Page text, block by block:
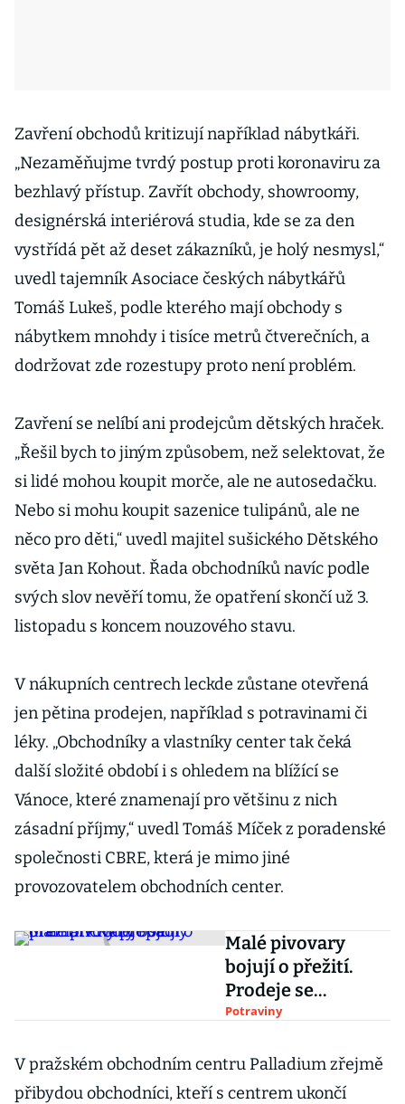
Zavření obchodů kritizují například nábytkáři.
„Nezaměňujme tvrdý postup proti koronaviru za
bezhlavý přístup. Zavřít obchody, showroomy,
designérská interiérová studia, kde se za den
vystřídá pět až deset zákazníků, je holý nesmysl,“
uvedl tajemník Asociace českých nábytkářů
Tomáš Lukeš, podle kterého mají obchody s
nábytkem mnohdy i tisíce metrů čtverečních, a
dodržovat zde rozestupy proto není problém.
Zavření se nelíbí ani prodejcům dětských hraček.
„Řešil bych to jiným způsobem, než selektovat, že
si lidé mohou koupit morče, ale ne autosedačku.
Nebo si mohu koupit sazenice tulipánů, ale ne
něco pro děti,“ uvedl majitel sušického Dětského
světa Jan Kohout. Řada obchodníků navíc podle
svých slov nevěří tomu, že opatření skončí už 3.
listopadu s koncem nouzového stavu.
V nákupních centrech leckde zůstane otevřená
jen pětina prodejen, například s potravinami či
léky. „Obchodníky a vlastníky center tak čeká
další složité období i s ohledem na blížící se
Vánoce, které znamenají pro většinu z nich
zásadní příjmy,“ uvedl Tomáš Míček z poradenské
společnosti CBRE, která je mimo jiné
provozovatelem obchodních center.
Malé pivovary
bojují o přežití.
Prodeje se
dramaticky
Potraviny
V pražském obchodním centru Palladium zřejmě
přibydou obchodníci, kteří s centrem ukončí